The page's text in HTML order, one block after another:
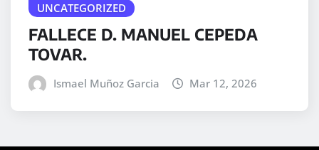
UNCATEGORIZED
FALLECE D. MANUEL CEPEDA
TOVAR.
Ismael Muñoz Garcia Mar 12, 2026